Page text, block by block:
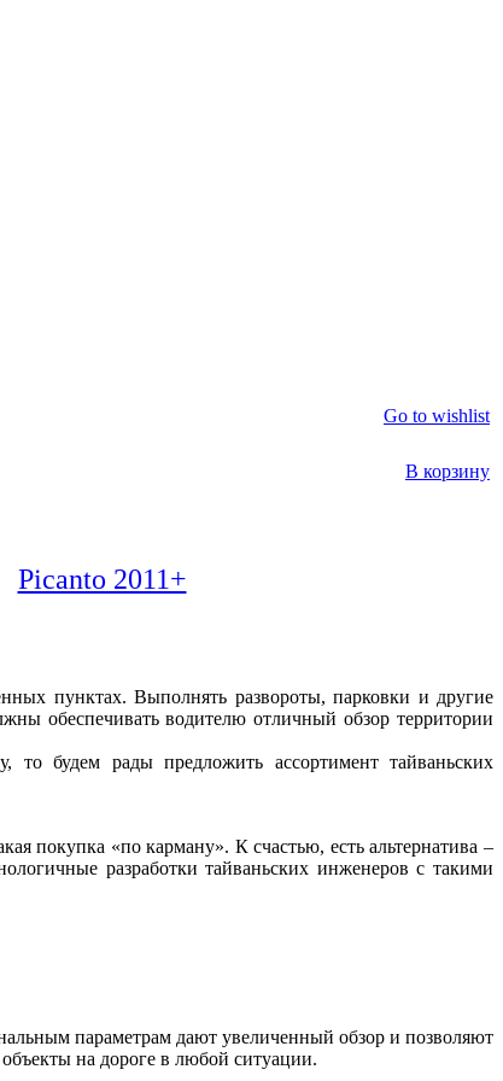
Go to wishlist
В корзину
Picanto 2011+
пунктах. Выполнять развороты, парковки и другие
обеспечивать водителю отличный обзор территории
будем рады предложить ассортимент тайваньских
покупка «по карману». К счастью, есть альтернатива –
разработки тайваньских инженеров с такими
параметрам дают увеличенный обзор и позволяют
на дороге в любой ситуации.